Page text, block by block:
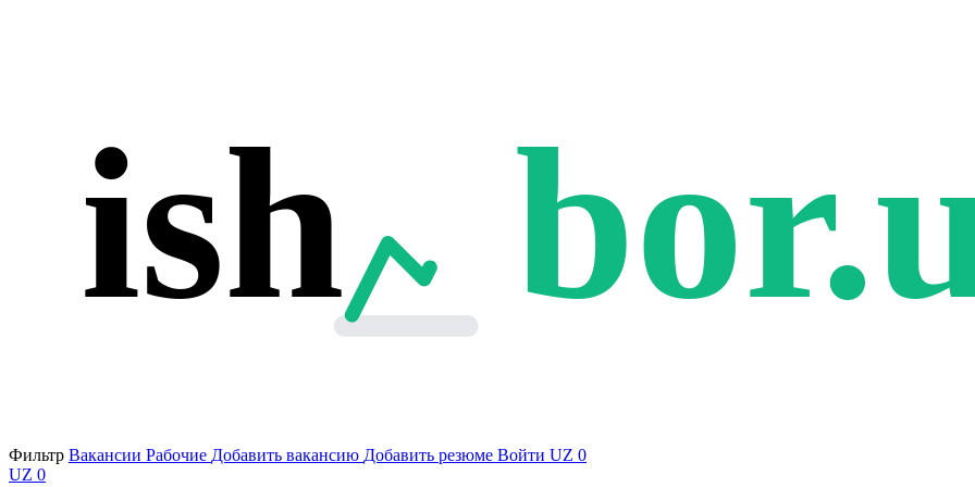
ish
Фильтр Вакансии Рабочие Добавить вакансию Добавить резюме Войти UZ 0
UZ 0